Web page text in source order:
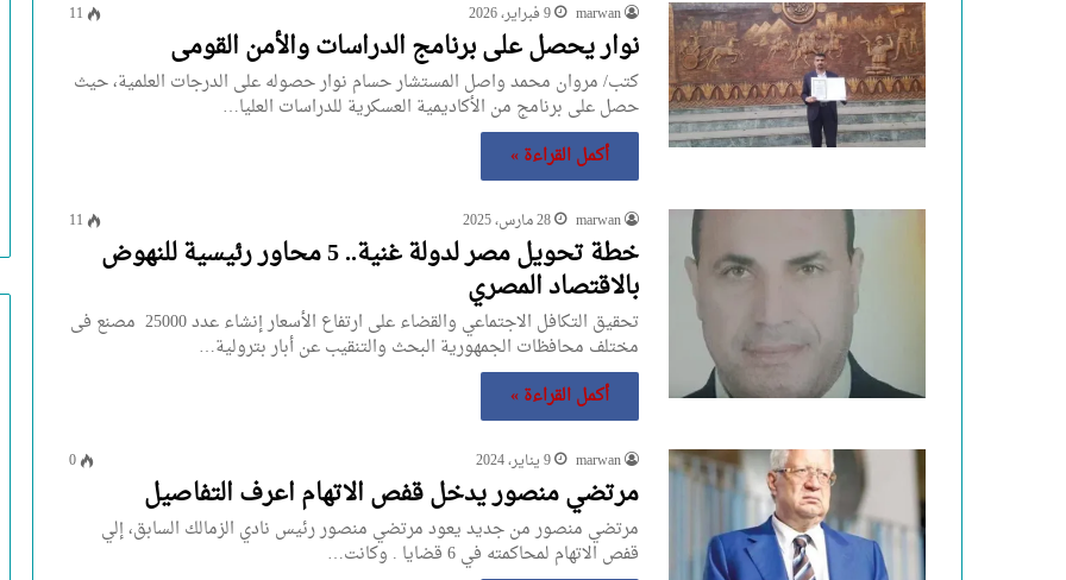
marwan 9 فبراير، 2026 11
نوار يحصل على برنامج الدراسات والأمن القومى
كتب/ مروان محمد واصل المستشار حسام نوار حصوله على الدرجات العلمية، حيث
حصل على برنامج من الأكاديمية العسكرية للدراسات العليا…
أكمل القراءة »
marwan 28 مارس، 2025 11
خطة تحويل مصر لدولة غنية.. 5 محاور رئيسية للنهوض
بالاقتصاد المصري
تحقيق التكافل الاجتماعي والقضاء على ارتفاع الأسعار إنشاء عدد 25000 مصنع فى
مختلف محافظات الجمهورية البحث والتنقيب عن أبار بترولية…
أكمل القراءة »
marwan 9 يناير، 2024 0
مرتضي منصور يدخل قفص الاتهام اعرف التفاصيل
مرتضي منصور من جديد يعود مرتضي منصور رئيس نادي الزمالك السابق، إلي
قفص الاتهام لمحاكمته في 6 قضايا . وكانت…